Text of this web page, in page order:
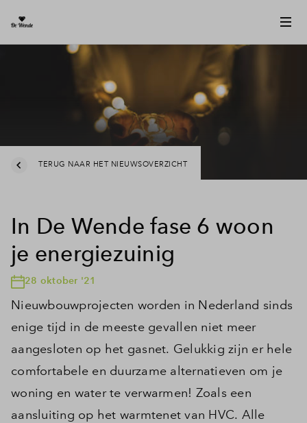
TERUG NAAR HET NIEUWSOVERZICHT
In De Wende fase 6 woon
je energiezuinig
28 oktober '21
Nieuwbouwprojecten worden in Nederland sinds
enige tijd in de meeste gevallen niet meer
aangesloten op het gasnet. Gelukkig zijn er hele
comfortabele en duurzame alternatieven om je
woning en water te verwarmen! Zoals een
aansluiting op het warmtenet van HVC. Alle